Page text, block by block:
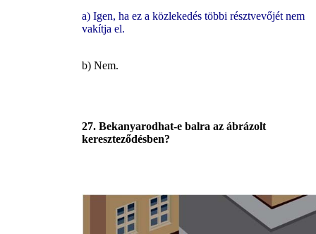
a) Igen, ha ez a közlekedés többi résztvevőjét nem
vakítja el.
b) Nem.
27. Bekanyarodhat-e balra az ábrázolt
kereszteződésben?